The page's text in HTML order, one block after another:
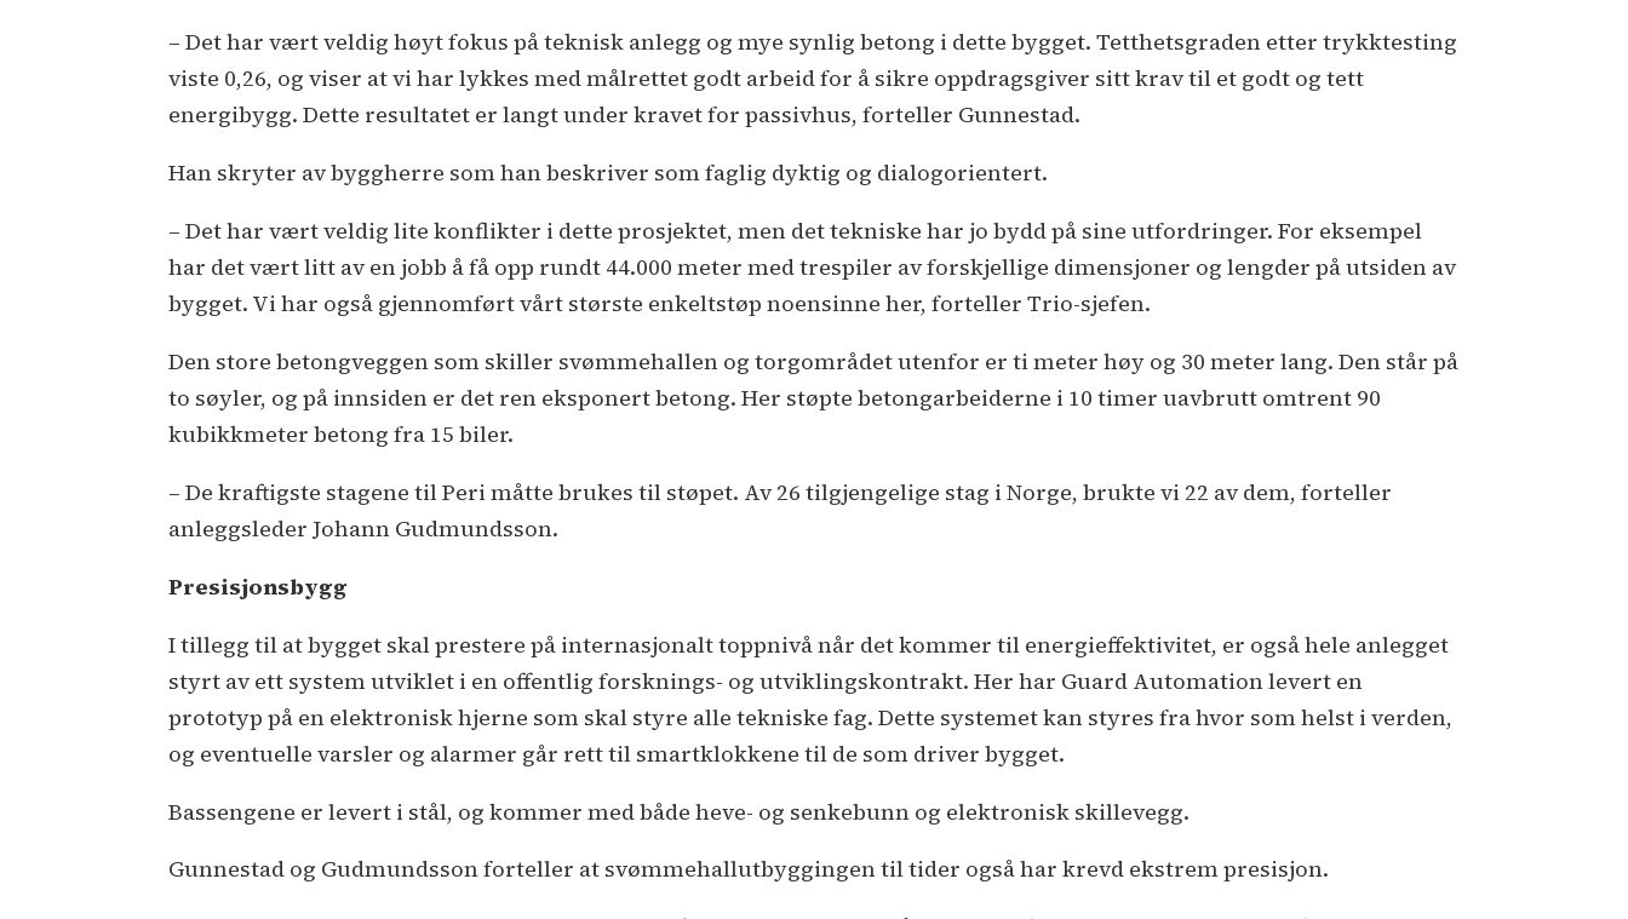
– Det har vært veldig høyt fokus på teknisk anlegg og mye synlig betong i dette bygget. Tetthetsgraden etter trykktesting
viste 0,26, og viser at vi har lykkes med målrettet godt arbeid for å sikre oppdragsgiver sitt krav til et godt og tett
energibygg. Dette resultatet er langt under kravet for passivhus, forteller Gunnestad.
Han skryter av byggherre som han beskriver som faglig dyktig og dialogorientert.
– Det har vært veldig lite konflikter i dette prosjektet, men det tekniske har jo bydd på sine utfordringer. For eksempel
har det vært litt av en jobb å få opp rundt 44.000 meter med trespiler av forskjellige dimensjoner og lengder på utsiden av
bygget. Vi har også gjennomført vårt største enkeltstøp noensinne her, forteller Trio-sjefen.
Den store betongveggen som skiller svømmehallen og torgområdet utenfor er ti meter høy og 30 meter lang. Den står på
to søyler, og på innsiden er det ren eksponert betong. Her støpte betongarbeiderne i 10 timer uavbrutt omtrent 90
kubikkmeter betong fra 15 biler.
– De kraftigste stagene til Peri måtte brukes til støpet. Av 26 tilgjengelige stag i Norge, brukte vi 22 av dem, forteller
anleggsleder Johann Gudmundsson.
Presisjonsbygg
I tillegg til at bygget skal prestere på internasjonalt toppnivå når det kommer til energieffektivitet, er også hele anlegget
styrt av ett system utviklet i en offentlig forsknings- og utviklingskontrakt. Her har Guard Automation levert en
prototyp på en elektronisk hjerne som skal styre alle tekniske fag. Dette systemet kan styres fra hvor som helst i verden,
og eventuelle varsler og alarmer går rett til smartklokkene til de som driver bygget.
Bassengene er levert i stål, og kommer med både heve- og senkebunn og elektronisk skillevegg.
Gunnestad og Gudmundsson forteller at svømmehallutbyggingen til tider også har krevd ekstrem presisjon.